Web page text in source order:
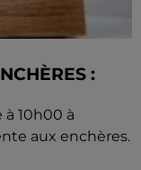
:
10h00 à
aux enchères.